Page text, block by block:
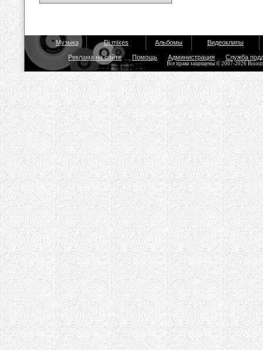
Музыка Dj mixes Альбомы Видеоклипы
Реклама на сайте Помощь Администрация Служба
Все права защищены © 2007-2026